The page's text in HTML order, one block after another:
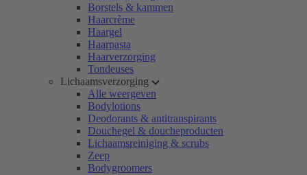
Borstels & kammen
Haarcrème
Haargel
Haarpasta
Haarverzorging
Tondeuses
Lichaamsverzorging
Alle weergeven
Bodylotions
Deodorants & antitranspirants
Douchegel & doucheproducten
Lichaamsreiniging & scrubs
Zeep
Bodygroomers